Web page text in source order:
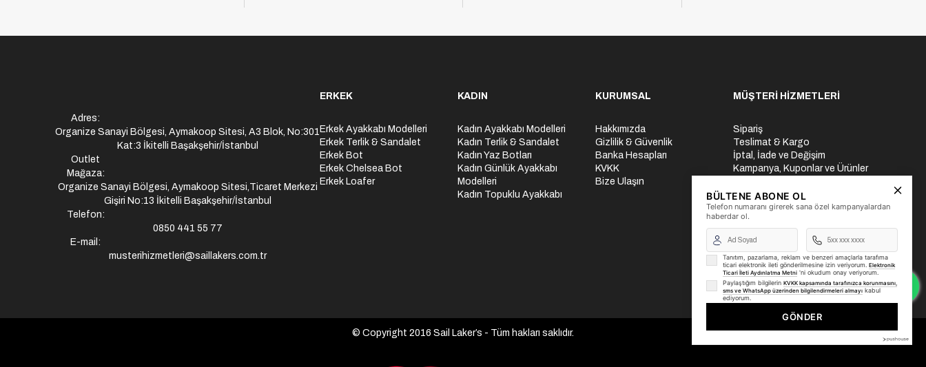
Adres:
Organize Sanayi Bölgesi, Aymakoop Sitesi, A3 Blok, No:301
Kat:3 İkitelli Başakşehir/İstanbul
Outlet
Mağaza:
Organize Sanayi Bölgesi, Aymakoop Sitesi,Ticaret Merkezi
Gişiri No:13 İkitelli Başakşehir/İstanbul
Telefon:
0850 441 55 77
E-mail:
musterihizmetleri@saillakers.com.tr
ERKEK
Erkek Ayakkabı Modelleri
Erkek Terlik & Sandalet
Erkek Bot
Erkek Chelsea Bot
Erkek Loafer
KADIN
Kadın Ayakkabı Modelleri
Kadın Terlik & Sandalet
Kadın Yaz Botları
Kadın Günlük Ayakkabı
Modelleri
Kadın Topuklu Ayakkabı
KURUMSAL
Hakkımızda
Gizlilik & Güvenlik
Banka Hesapları
KVKK
Bize Ulaşın
MÜŞTERİ HİZMETLERİ
Sipariş
Teslimat & Kargo
İptal, İade ve Değişim
Kampanya, Kuponlar ve Ürünler
Üyelik İşlemleri
Yurtdışı Gönderi
© Copyright 2016 Sail Laker’s - Tüm hakları saklıdır.
BÜLTENE ABONE OL
Telefon numaranı girerek sana özel kampanyalardan
haberdar ol.
Tanıtım, pazarlama, reklam ve benzeri amaçlarla tarafıma
ticari elektronik ileti gönderilmesine izin veriyorum. Elektronik
Ticari İleti Aydınlatma Metni 'ni okudum onay veriyorum.
Paylaştığım bilgilerin KVKK kapsamında tarafınızca korunmasını,
sms ve WhatsApp üzerinden bilgilendirmeleri almayı kabul
ediyorum.
GÖNDER